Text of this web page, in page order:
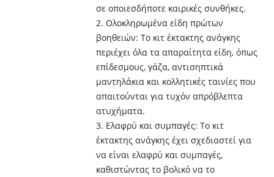
σε οποιεσδήποτε καιρικές συνθήκες.
2. Ολοκληρωμένα είδη πρώτων
βοηθειών: Το κιτ έκτακτης ανάγκης
περιέχει όλα τα απαραίτητα είδη, όπως
επίδεσμους, γάζα, αντισηπτικά
μαντηλάκια και κολλητικές ταινίες που
απαιτούνται για τυχόν απρόβλεπτα
ατυχήματα.
3. Ελαφρύ και συμπαγές: Το κιτ
έκτακτης ανάγκης έχει σχεδιαστεί για
να είναι ελαφρύ και συμπαγές,
καθιστώντας το βολικό να το